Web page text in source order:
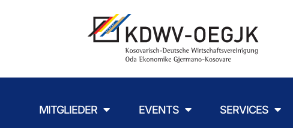
MITGLIEDER EVENTS SERVICES